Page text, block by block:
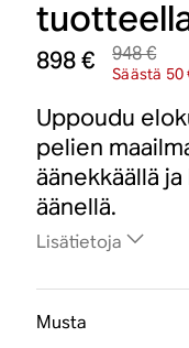
898 € 948 €
Säästä 50
Uppoudu
pelien
äänekkäällä
äänellä.
Lisätietoja
Musta